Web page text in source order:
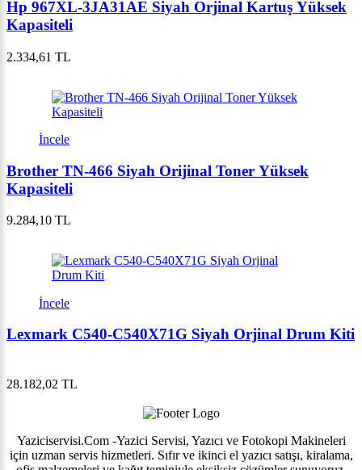
Hp 967XL-3JA31AE Siyah Orjinal Kartuş Yüksek
Kapasiteli
2.334,61 TL
İncele
Brother TN-466 Siyah Orijinal Toner Yüksek
Kapasiteli
9.284,10 TL
İncele
Lexmark C540-C540X71G Siyah Orjinal Drum Kiti
28.182,02 TL
Yaziciservisi.Com -Yazici Servisi, Yazıcı ve Fotokopi Makineleri
için uzman servis hizmetleri. Sıfır ve ikinci el yazıcı satışı, kiralama,